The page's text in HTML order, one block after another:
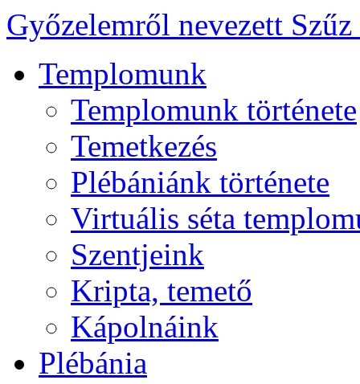
Győzelemről nevezett
Templomunk
Templomunk története
Temetkezés
Plébániánk története
Virtuális séta
Szentjeink
Kripta, temető
Kápolnáink
Plébánia